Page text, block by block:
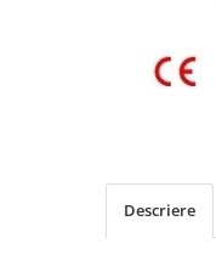
SANDALE-SABOTIDescriere